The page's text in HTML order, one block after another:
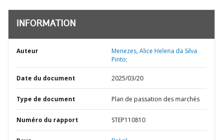
INFORMATION
Auteur
Menezes, Alice Helena da Silva
Pinto;
Date du document 2025/03/20
Type de document Plan de passation des marchés
Numéro du rapport STEP110810